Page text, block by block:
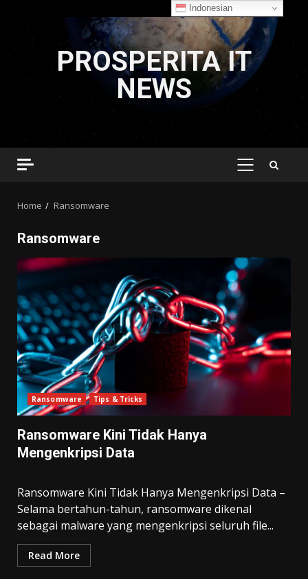
PROSPERITA IT
NEWS
PRIMARY
Home Ransomware
Ransomware
Ransomware Tips & Tricks
Ransomware Kini Tidak Hanya
Mengenkripsi Data
Ransomware Kini Tidak Hanya Mengenkripsi Data –
Selama bertahun-tahun, ransomware dikenal
sebagai malware yang mengenkripsi seluruh file...
Read More
Indonesian